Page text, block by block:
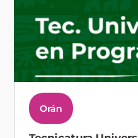
Orán